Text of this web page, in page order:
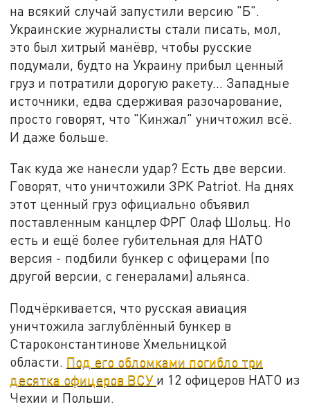
на всякий случай запустили версию "Б".
Украинские журналисты стали писать, мол,
это был хитрый манёвр, чтобы русские
подумали, будто на Украину прибыл ценный
груз и потратили дорогую ракету... Западные
источники, едва сдерживая разочарование,
просто говорят, что "Кинжал" уничтожил всё.
И даже больше.
Так куда же нанесли удар? Есть две версии.
Говорят, что уничтожили ЗРК Patriot. На днях
этот ценный груз официально объявил
поставленным канцлер ФРГ Олаф Шольц. Но
есть и ещё более губительная для НАТО
версия - подбили бункер с офицерами (по
другой версии, с генералами) альянса.
Подчёркивается, что русская авиация
уничтожила заглублённый бункер в
Староконстантинове Хмельницкой
области. Под его обломками погибло три
десятка офицеров ВСУ и 12 офицеров НАТО из
Чехии и Польши.